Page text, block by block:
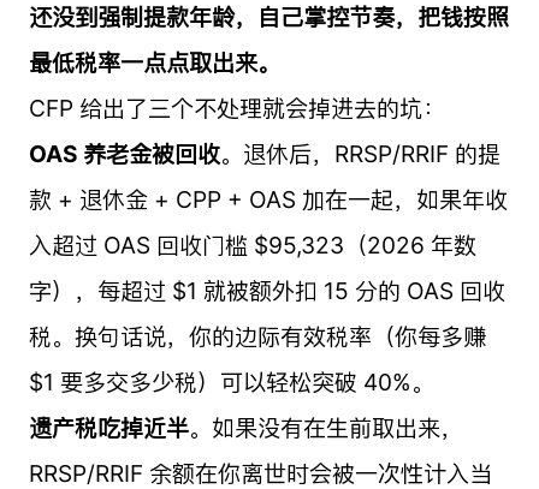
还没到强制提款年龄，自己掌控节奏，把钱按照
最低税率一点点取出来。
CFP 给出了三个不处理就会掉进去的坑：
OAS 养老金被回收。退休后，RRSP/RRIF 的提
款 + 退休金 + CPP + OAS 加在一起，如果年收
入超过 OAS 回收门槛 $95,323（2026 年数
字），每超过 $1 就被额外扣 15 分的 OAS 回收
税。换句话说，你的边际有效税率（你每多赚
$1 要多交多少税）可以轻松突破 40%。
遗产税吃掉近半。如果没有在生前取出来，
RRSP/RRIF 余额在你离世时会被一次性计入当